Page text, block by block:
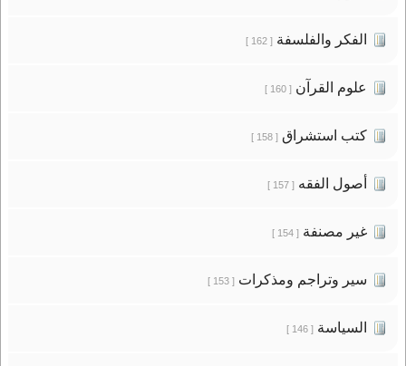
الفكر والفلسفة[ 162 ]
علوم القرآن[ 160 ]
كتب استشراق[ 158 ]
أصول الفقه[ 157 ]
غير مصنفة[ 154 ]
سير وتراجم ومذكرات[ 153 ]
السياسة[ 146 ]